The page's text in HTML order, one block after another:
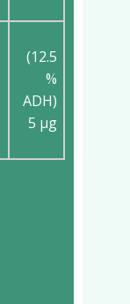
(12.5
%
ADH)
5 µg